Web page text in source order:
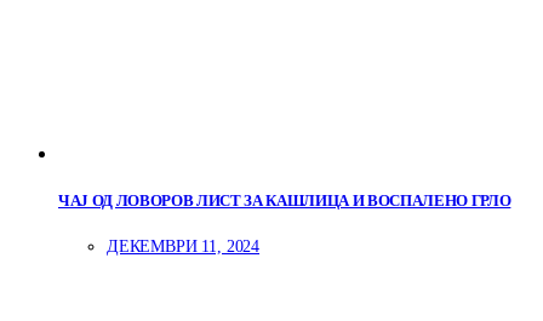
ЧАЈ ОД ЛОВОРОВ ЛИСТ ЗА КАШЛИЦА И ВОСПАЛЕНО ГРЛО
ДЕКЕМВРИ 11, 2024